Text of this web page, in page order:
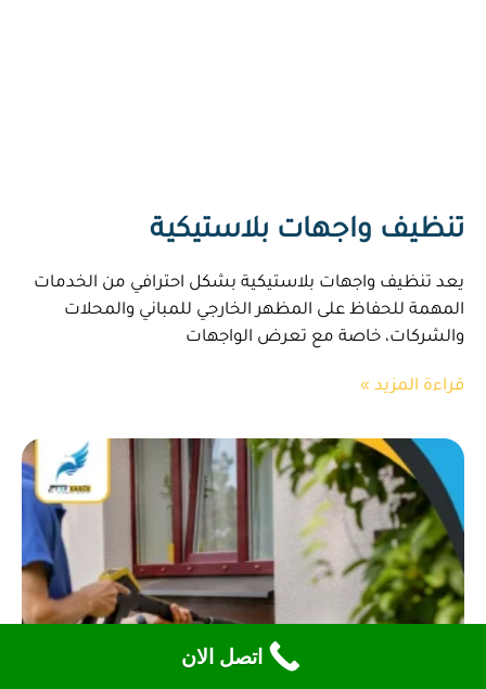
تنظيف واجهات بلاستيكية
يعد تنظيف واجهات بلاستيكية بشكل احترافي من الخدمات
المهمة للحفاظ على المظهر الخارجي للمباني والمحلات
والشركات، خاصة مع تعرض الواجهات
قراءة المزيد »
اتصل الان